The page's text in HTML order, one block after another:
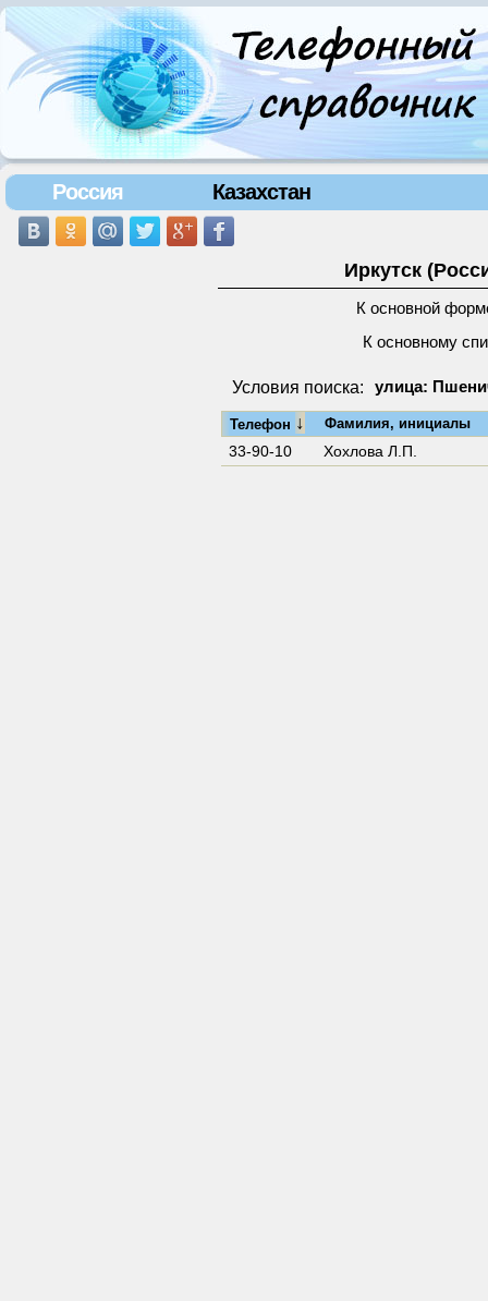
Россия Казахстан
Иркутск
К основной
К основному
Условия поиска: улица:
Телефон ↓ Фамилия, инициалы
33-90-10 Хохлова Л.П.